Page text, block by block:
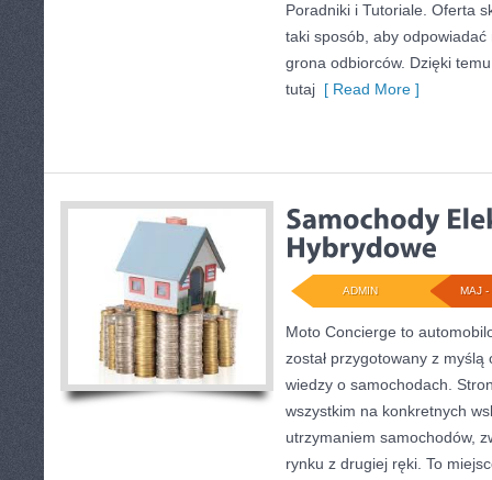
Poradniki i Tutoriale. Oferta
taki sposób, aby
grona odbiorców. Dzięki
tutaj [ Read More ]
MAJ -
ADMIN
Moto Concierge to
został przygotowany z
wiedzy o samochodach.
wszystkim na konkretnych
utrzymaniem samochodów,
rynku z drugiej ręki. To